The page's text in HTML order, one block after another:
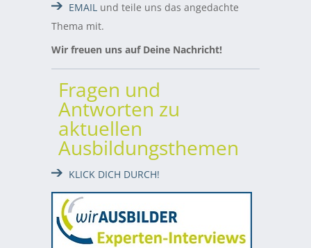
EMAIL und teile uns das angedachte
Thema mit.
Wir freuen uns auf Deine Nachricht!
Fragen und
Antworten zu
aktuellen
Ausbildungsthemen
KLICK DICH DURCH!